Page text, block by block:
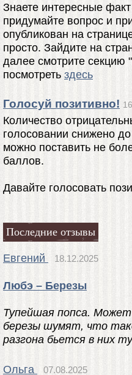
Знаете интересные
придумайте вопрос и
опубликован на
просто. Зайдите на
далее смотрите
посмотреть здесь
Голосуй позитивно!
Количество
голосовании снижено
можно поставить не
баллов.
Давайте голосовать
Последние отзывы
Евгений 18.12.2025
Любэ – Березы
Тупейшая попса.
березы шумят, что
разгона бьется в них
Ольга 07.08.2025